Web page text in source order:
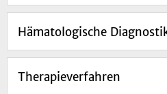
Hämatologische
Therapieverfahren